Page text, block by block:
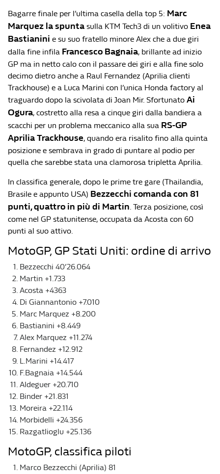
Bagarre finale per l’ultima casella della top 5: Marc
Marquez la spunta sulla KTM Tech3 di un volitivo Enea
Bastianini e su suo fratello minore Alex che a due giri
dalla fine infila Francesco Bagnaia, brillante ad inizio
GP ma in netto calo con il passare dei giri e alla fine solo
decimo dietro anche a Raul Fernandez (Aprilia clienti
Trackhouse) e a Luca Marini con l’unica Honda factory al
traguardo dopo la scivolata di Joan Mir. Sfortunato Ai
Ogura, costretto alla resa a cinque giri dalla bandiera a
scacchi per un problema meccanico alla sua RS-GP
Aprilia Trackhouse, quando era risalito fino alla quinta
posizione e sembrava in grado di puntare al podio per
quella che sarebbe stata una clamorosa tripletta Aprilia.
In classifica generale, dopo le prime tre gare (Thailandia,
Brasile e appunto USA) Bezzecchi comanda con 81
punti, quattro in più di Martin. Terza posizione, così
come nel GP statunitense, occupata da Acosta con 60
punti al suo attivo.
MotoGP, GP Stati Uniti: ordine di arrivo
Bezzecchi 40’26.064
Martin +1.733
Acosta +4363
Di Giannantonio +7.010
Marc Marquez +8.200
Bastianini +8.449
Alex Marquez +11.274
Fernandez +12.912
L.Marini +14.417
F.Bagnaia +14.544
Aldeguer +20.710
Binder +21.831
Moreira +22.114
Morbidelli +24.356
Razgatlioglu +25.136
MotoGP, classifica piloti
Marco Bezzecchi (Aprilia) 81